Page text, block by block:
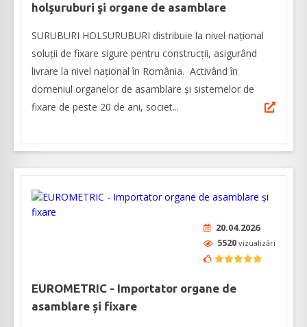
holşuruburi şi organe de asamblare
SURUBURI HOLSURUBURI distribuie la nivel naţional
soluţii de fixare sigure pentru construcţii, asigurând
livrare la nivel naţional în România. Activând în
domeniul organelor de asamblare şi sistemelor de
fixare de peste 20 de ani, societ...
20.04.2026
5520 vizualizări
EUROMETRIC - Importator organe de
asamblare și fixare